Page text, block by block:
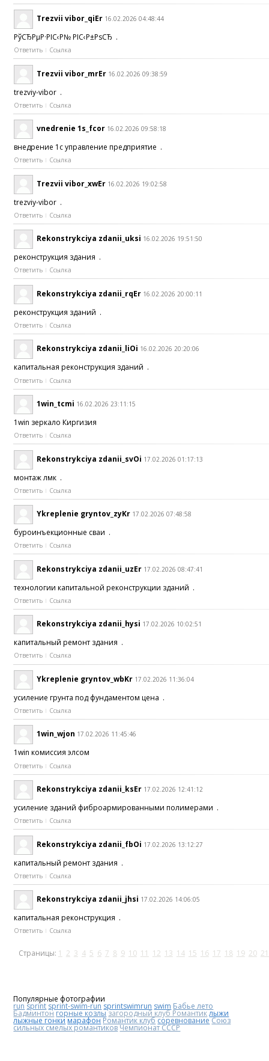
Trezvii vibor_qiEr 16.02.2026 04:48:44
РўСЂРµР·РІС‹Р№ РІС‹Р±РѕСЂ .
Ответить Ссылка
Trezvii vibor_mrEr 16.02.2026 09:38:59
trezviy-vibor .
Ответить Ссылка
vnedrenie 1s_fcor 16.02.2026 09:58:18
внедрение 1с управление предприятие .
Ответить Ссылка
Trezvii vibor_xwEr 16.02.2026 19:02:58
trezviy-vibor .
Ответить Ссылка
Rekonstrykciya zdanii_uksi 16.02.2026 19:51:50
реконструкция здания .
Ответить Ссылка
Rekonstrykciya zdanii_rqEr 16.02.2026 20:00:11
реконструкция зданий .
Ответить Ссылка
Rekonstrykciya zdanii_liOi 16.02.2026 20:20:06
капитальная реконструкция зданий .
Ответить Ссылка
1win_tcmi 16.02.2026 23:11:15
1win зеркало Киргизия
Ответить Ссылка
Rekonstrykciya zdanii_svOi 17.02.2026 01:17:13
монтаж лмк .
Ответить Ссылка
Ykreplenie gryntov_zyKr 17.02.2026 07:48:58
буроинъекционные сваи .
Ответить Ссылка
Rekonstrykciya zdanii_uzEr 17.02.2026 08:47:41
технологии капитальной реконструкции зданий .
Ответить Ссылка
Rekonstrykciya zdanii_hysi 17.02.2026 10:02:51
капитальный ремонт здания .
Ответить Ссылка
Ykreplenie gryntov_wbKr 17.02.2026 11:36:04
усиление грунта под фундаментом цена .
Ответить Ссылка
1win_wjon 17.02.2026 11:45:46
1win комиссия элсом
Ответить Ссылка
Rekonstrykciya zdanii_ksEr 17.02.2026 12:41:12
усиление зданий фиброармированными полимерами .
Ответить Ссылка
Rekonstrykciya zdanii_fbOi 17.02.2026 13:12:27
капитальный ремонт здания .
Ответить Ссылка
Rekonstrykciya zdanii_jhsi 17.02.2026 14:06:05
капитальная реконструкция .
Ответить Ссылка
Страницы: 1 2 3 4 5 6 7 8 9 10 11 12 13 14 15 16 17 18 19 20 21
Популярные фотографии
run sprint sprint-swim-run sprintswimrun swim Бабье лето
Бадминтонгорные козлы загородный клуб Романтиклыжи
лыжные гонки марафонРомантик клубсоревнованиеСоюз
сильных смелых романтиковЧемпионат СССР